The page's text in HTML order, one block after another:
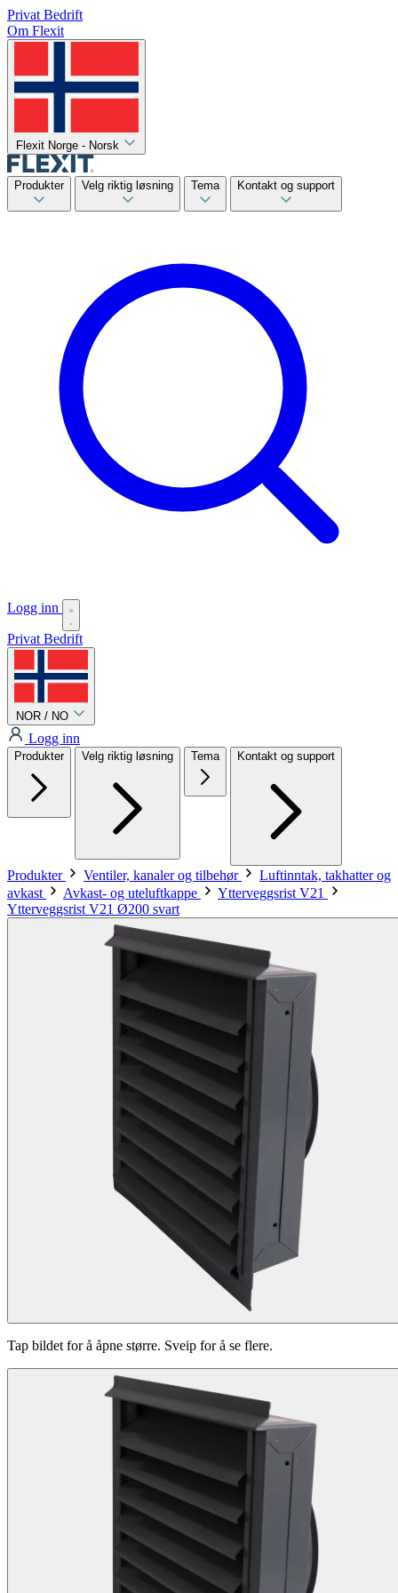
Privat Bedrift
Om Flexit
Flexit Norge - Norsk
Produkter Velg riktig løsning Tema Kontakt og support
Logg inn
Privat Bedrift
NOR / NO
Logg inn
Produkter Velg riktig løsning Tema Kontakt og support
Produkter Ventiler, kanaler og tilbehør
Luftinntak, takhatter og
avkast
Avkast- og uteluftkappe
Ytterveggsrist V21
Ytterveggsrist V21 Ø200 svart
Tap bildet for å åpne større. Sveip for å se flere.